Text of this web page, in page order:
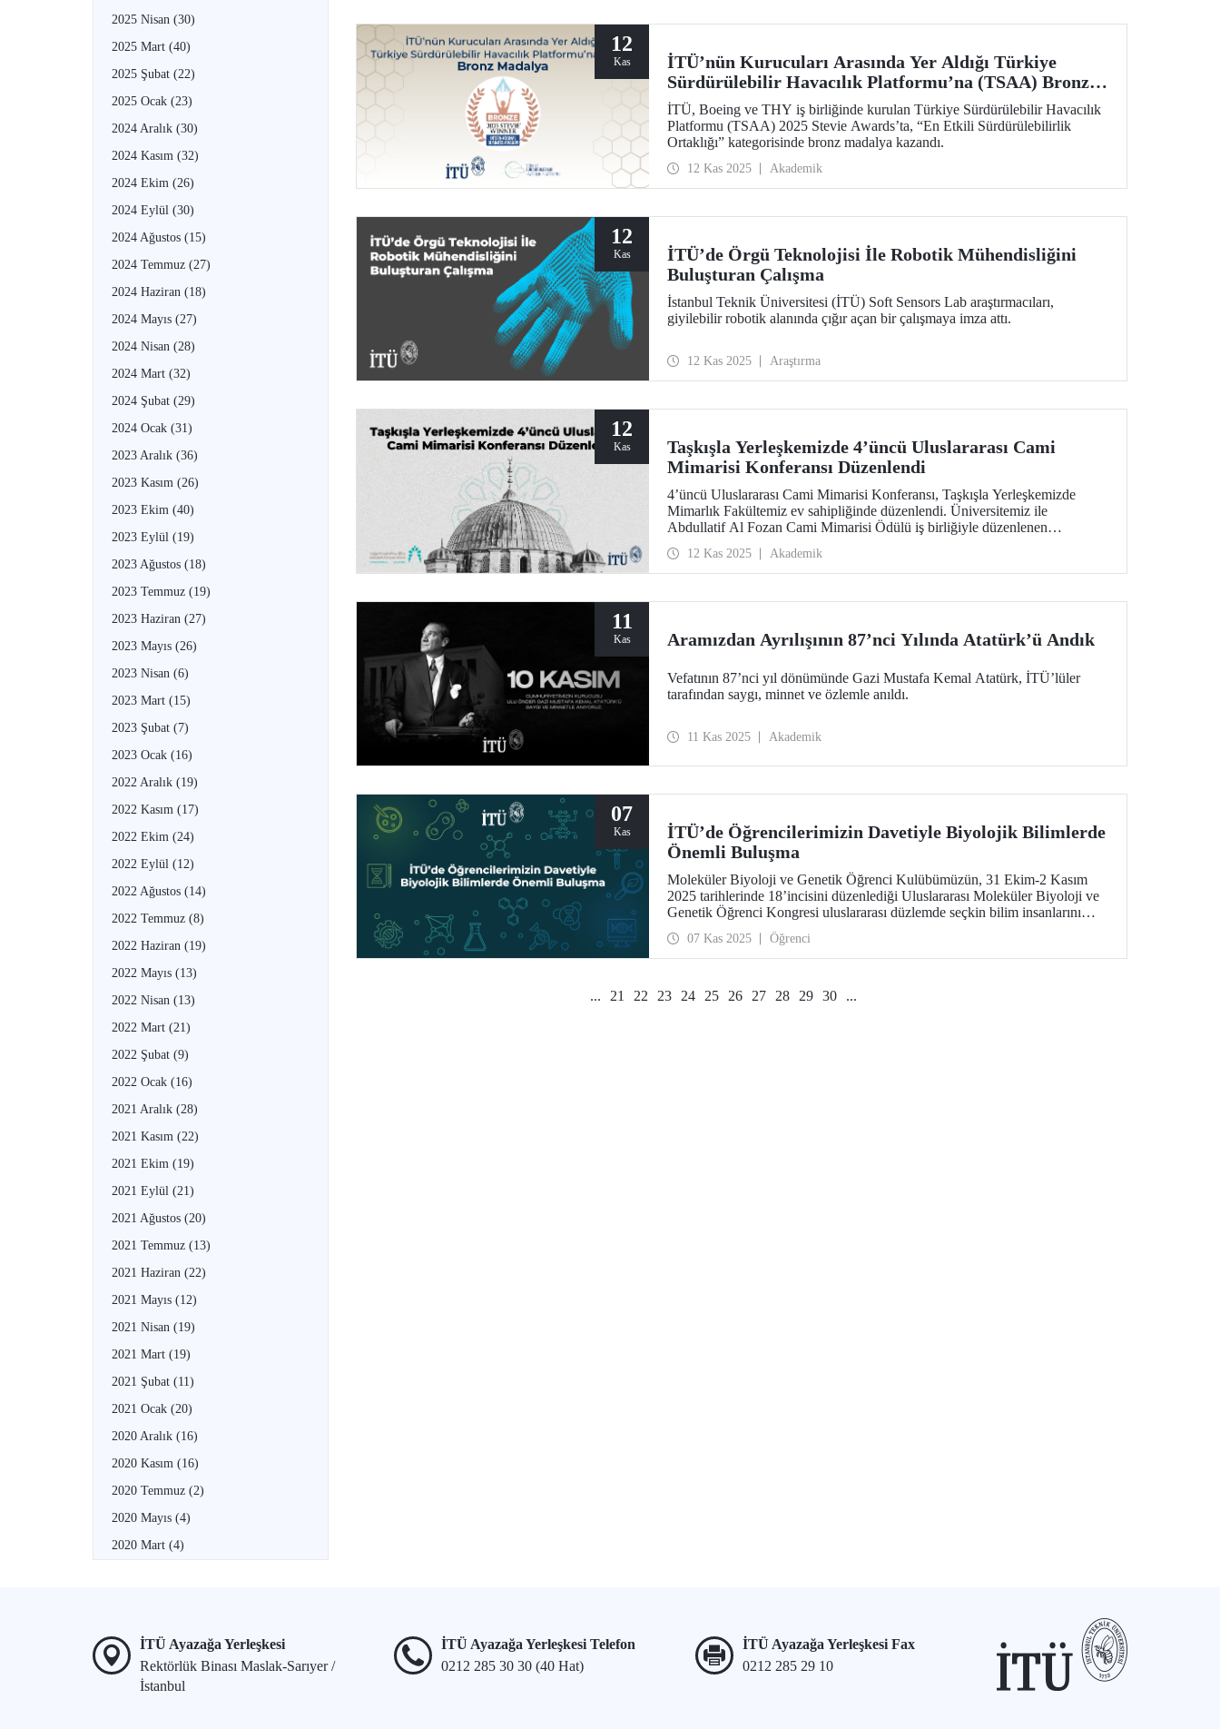
2025 Nisan (30)
2025 Mart (40)
2025 Şubat (22)
2025 Ocak (23)
2024 Aralık (30)
2024 Kasım (32)
2024 Ekim (26)
2024 Eylül (30)
2024 Ağustos (15)
2024 Temmuz (27)
2024 Haziran (18)
2024 Mayıs (27)
2024 Nisan (28)
2024 Mart (32)
2024 Şubat (29)
2024 Ocak (31)
2023 Aralık (36)
2023 Kasım (26)
2023 Ekim (40)
2023 Eylül (19)
2023 Ağustos (18)
2023 Temmuz (19)
2023 Haziran (27)
2023 Mayıs (26)
2023 Nisan (6)
2023 Mart (15)
2023 Şubat (7)
2023 Ocak (16)
2022 Aralık (19)
2022 Kasım (17)
2022 Ekim (24)
2022 Eylül (12)
2022 Ağustos (14)
2022 Temmuz (8)
2022 Haziran (19)
2022 Mayıs (13)
2022 Nisan (13)
2022 Mart (21)
2022 Şubat (9)
2022 Ocak (16)
2021 Aralık (28)
2021 Kasım (22)
2021 Ekim (19)
2021 Eylül (21)
2021 Ağustos (20)
2021 Temmuz (13)
2021 Haziran (22)
2021 Mayıs (12)
2021 Nisan (19)
2021 Mart (19)
2021 Şubat (11)
2021 Ocak (20)
2020 Aralık (16)
2020 Kasım (16)
2020 Temmuz (2)
2020 Mayıs (4)
2020 Mart (4)
12
Kas
İTÜ’nün Kurucuları Arasında Yer Aldığı Türkiye
Sürdürülebilir Havacılık Platformu’na (TSAA) Bronz
Madalya
İTÜ, Boeing ve THY iş birliğinde kurulan Türkiye Sürdürülebilir Havacılık
Platformu (TSAA) 2025 Stevie Awards’ta, “En Etkili Sürdürülebilirlik
Ortaklığı” kategorisinde bronz madalya kazandı.
12 Kas 2025 Akademik
12
Kas
İTÜ’de Örgü Teknolojisi İle Robotik Mühendisliğini
Buluşturan Çalışma
İstanbul Teknik Üniversitesi (İTÜ) Soft Sensors Lab araştırmacıları,
giyilebilir robotik alanında çığır açan bir çalışmaya imza attı.
12 Kas 2025 Araştırma
12
Kas
Taşkışla Yerleşkemizde 4’üncü Uluslararası Cami
Mimarisi Konferansı Düzenlendi
4’üncü Uluslararası Cami Mimarisi Konferansı, Taşkışla Yerleşkemizde
Mimarlık Fakültemiz ev sahipliğinde düzenlendi. Üniversitemiz ile
Abdullatif Al Fozan Cami Mimarisi Ödülü iş birliğiyle düzenlenen
tartışıldığı oturumlar akademisyenleri, mimarları ve araştırmacıları bir araya
getirdi.
12 Kas 2025 Akademik
11
Kas Aramızdan Ayrılışının 87’nci Yılında Atatürk’ü Andık
Vefatının 87’nci yıl dönümünde Gazi Mustafa Kemal Atatürk, İTÜ’lüler
tarafından saygı, minnet ve özlemle anıldı.
11 Kas 2025 Akademik
07
Kas
İTÜ’de Öğrencilerimizin Davetiyle Biyolojik Bilimlerde
Önemli Buluşma
Moleküler Biyoloji ve Genetik Öğrenci Kulübümüzün, 31 Ekim-2 Kasım
2025 tarihlerinde 18’incisini düzenlediği Uluslararası Moleküler Biyoloji ve
Genetik Öğrenci Kongresi uluslararası düzlemde seçkin bilim insanlarını
07 Kas 2025 Öğrenci
... 21 22 23 24 25 26 27 28 29 30 ...
İTÜ Ayazağa Yerleşkesi
Rektörlük Binası Maslak-Sarıyer /
İstanbul
İTÜ Ayazağa Yerleşkesi Telefon
0212 285 30 30 (40 Hat)
İTÜ Ayazağa Yerleşkesi Fax
0212 285 29 10